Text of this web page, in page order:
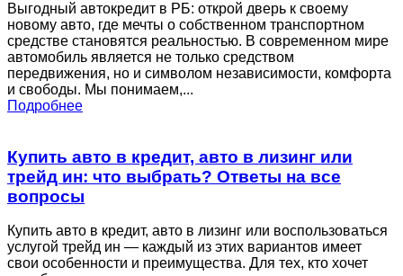
Выгодный автокредит в РБ: открой дверь к своему
новому авто, где мечты о собственном транспортном
средстве становятся реальностью. В современном мире
автомобиль является не только средством
передвижения, но и символом независимости, комфорта
и свободы. Мы понимаем,...
Подробнее
Купить авто в кредит, авто в лизинг или
трейд ин: что выбрать? Ответы на все
вопросы
Купить авто в кредит, авто в лизинг или воспользоваться
услугой трейд ин — каждый из этих вариантов имеет
свои особенности и преимущества. Для тех, кто хочет